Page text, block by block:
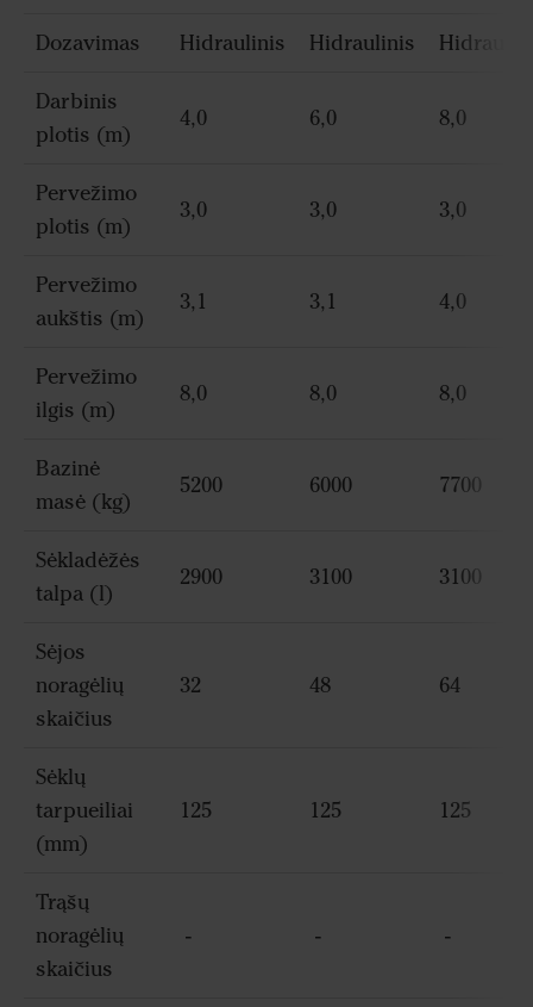
Dozavimas Hidraulinis Hidraulinis
Darbinis
plotis (m)
4,0 6,0 8,0
Pervežimo
plotis (m)
3,0 3,0 3,0
Pervežimo
aukštis (m)
3,1 3,1 4,0
Pervežimo
ilgis (m)
8,0 8,0 8,0
Bazinė
masė (kg)
5200 6000 7700
Sėkladėžės
talpa (l)
2900 3100 3100
Sėjos
noragėlių
skaičius
32 48 64
Sėklų
tarpueiliai
(mm)
125 125 125
Trąšų
noragėlių
skaičius
- - -